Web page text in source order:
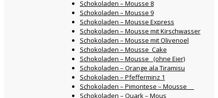
Schokoladen – Mousse 8
Schokoladen – Mousse 9
Schokoladen – Mousse Express
Schokoladen – Mousse mit Kirschwasser
Schokoladen – Mousse mit Olivenoel
Schokoladen – Mousse Cake
Schokoladen – Mousse (ohne Eier)
Schokoladen – Orange ala Tiramisu
Schokoladen – Pfefferminz 1
Schokoladen – Pimontese – Mousse
Schokoladen – Quark – Mous